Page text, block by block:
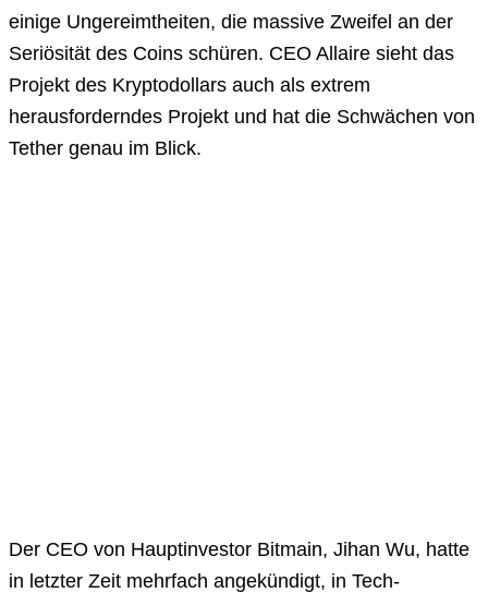
einige Ungereimtheiten, die massive Zweifel an der
Seriösität des Coins schüren. CEO Allaire sieht das
Projekt des Kryptodollars auch als extrem
herausforderndes Projekt und hat die Schwächen von
Tether genau im Blick.
Der CEO von Hauptinvestor Bitmain, Jihan Wu, hatte
in letzter Zeit mehrfach angekündigt, in Tech-